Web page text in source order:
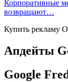
Корпоративные
возвращают…
Купить рекламу
Апдейты
Google